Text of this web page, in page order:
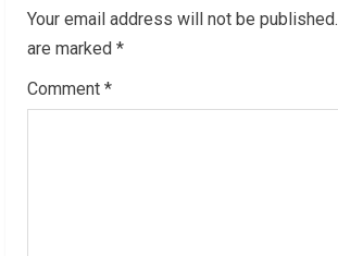
R
a
Your email address will not be published.
are marked *
Comment *